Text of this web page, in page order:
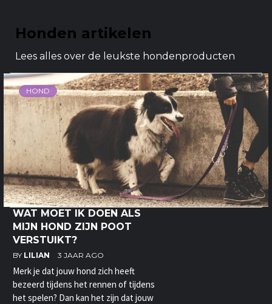
Honden artikelen
Lees alles over de leukste hondenproducten
HOND
WAT MOET IK DOEN ALS
MIJN HOND ZIJN POOT
VERSTUIKT?
BY LILIAN 3 JAAR AGO
Merk je dat jouw hond zich heeft
bezeerd tijdens het rennen of tijdens
het spelen? Dan kan het zijn dat jouw